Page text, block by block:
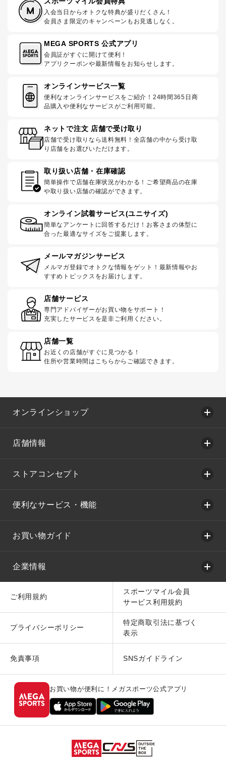
入会当日からオトクな特典が盛りだくさん！
会員さま限定のキャンペーンもお見逃しなく。
MEGA SPORTS 公式アプリ
会員証がすぐに開けて便利！
アプリクーポンや最新情報をお知らせします。
オンラインサービス一覧
便利なオンラインサービスをご紹介！24時間365日商
品購入や便利なサービスがご利用可能。
ネットで注文 店舗で受け取り
店舗で受け取りなら送料無料！全店舗の中から受け取
り店舗をお選びいただけます。
取り扱い店舗・在庫確認
簡単操作で店舗在庫状況がわかる！ご希望商品の在庫
や取り扱い店舗の確認ができます。
オンライン試着サービス(ユニサイズ)
簡単なアンケートに回答するだけ！お客さまの体型に
合った最適なサイズをご提案します。
メールマガジンサービス
メルマガ登録でオトクな情報をゲット！最新情報やお
すすめトピックスをお届けします。
店舗サービス
専門アドバイザーがお買い物をサポート！
充実したサービスを是非ご利用ください。
店舗一覧
お近くの店舗がすぐに見つかる！
住所や営業時間はこちらからご確認できます。
オンラインショップ
店舗情報
ストアコンセプト
便利なサービス・機能
お買い物ガイド
企業情報
ご利用規約
スポーツマイル会員
サービス利用規約
プライバシーポリシー
特定商取引法に基づく
表示
免責事項 SNSガイドライン
お買い物が便利に！メガスポーツ公式アプリ